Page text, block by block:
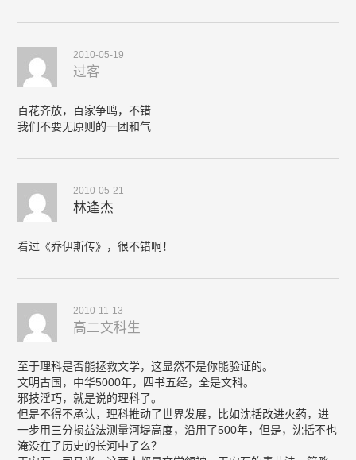
2010-05-19
过客
百花齐放，百家争鸣，不错
我们不要无原则的一团和气
2010-05-21
林逢杰
看过《乔伊斯传》，很不错啊！
2010-11-13
高二文科生
至于理科是否能拯救文学，这显然不是你能验证的。
文明古国，中华5000年，四书五经，全是文科。
邪技淫巧，就是说的理科了。
但是不得不承认，理科推动了世界发展，比如沈括改进火药，进
一步用三分损益法测量河堤高度，沿用了500年，但是，沈括不也
淹没在了历史的长河中了么？